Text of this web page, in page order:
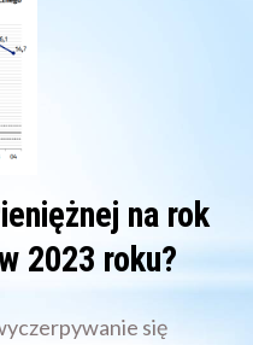
na rok
2023 roku?
się